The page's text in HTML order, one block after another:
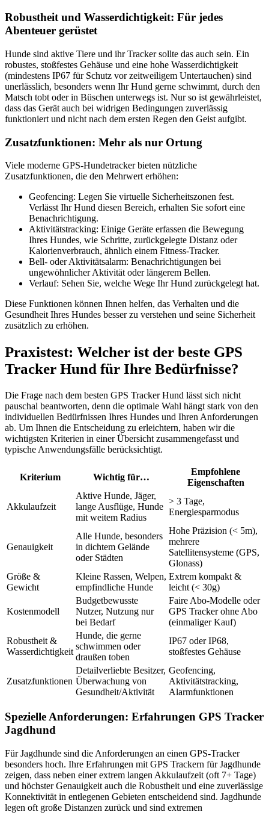
Robustheit und Wasserdichtigkeit: Für jedes
Abenteuer gerüstet
Hunde sind aktive Tiere und ihr Tracker sollte das auch sein. Ein
robustes, stoßfestes Gehäuse und eine hohe Wasserdichtigkeit
(mindestens IP67 für Schutz vor zeitweiligem Untertauchen) sind
unerlässlich, besonders wenn Ihr Hund gerne schwimmt, durch den
Matsch tobt oder in Büschen unterwegs ist. Nur so ist gewährleistet,
dass das Gerät auch bei widrigen Bedingungen zuverlässig
funktioniert und nicht nach dem ersten Regen den Geist aufgibt.
Zusatzfunktionen: Mehr als nur Ortung
Viele moderne GPS-Hundetracker bieten nützliche
Zusatzfunktionen, die den Mehrwert erhöhen:
Geofencing: Legen Sie virtuelle Sicherheitszonen fest.
Verlässt Ihr Hund diesen Bereich, erhalten Sie sofort eine
Benachrichtigung.
Aktivitätstracking: Einige Geräte erfassen die Bewegung
Ihres Hundes, wie Schritte, zurückgelegte Distanz oder
Kalorienverbrauch, ähnlich einem Fitness-Tracker.
Bell- oder Aktivitätsalarm: Benachrichtigungen bei
ungewöhnlicher Aktivität oder längerem Bellen.
Verlauf: Sehen Sie, welche Wege Ihr Hund zurückgelegt hat.
Diese Funktionen können Ihnen helfen, das Verhalten und die
Gesundheit Ihres Hundes besser zu verstehen und seine Sicherheit
zusätzlich zu erhöhen.
Praxistest: Welcher ist der beste GPS
Tracker Hund für Ihre Bedürfnisse?
Die Frage nach dem besten GPS Tracker Hund lässt sich nicht
pauschal beantworten, denn die optimale Wahl hängt stark von den
individuellen Bedürfnissen Ihres Hundes und Ihren Anforderungen
ab. Um Ihnen die Entscheidung zu erleichtern, haben wir die
wichtigsten Kriterien in einer Übersicht zusammengefasst und
typische Anwendungsfälle berücksichtigt.
Kriterium Wichtig für…
Empfohlene
Eigenschaften
Akkulaufzeit
Aktive Hunde, Jäger,
lange Ausflüge, Hunde
mit weitem Radius
> 3 Tage,
Energiesparmodus
Genauigkeit
Alle Hunde, besonders
in dichtem Gelände
oder Städten
Hohe Präzision (< 5m),
mehrere
Satellitensysteme (GPS,
Glonass)
Größe &
Gewicht
Kleine Rassen, Welpen,
empfindliche Hunde
Extrem kompakt &
leicht (< 30g)
Kostenmodell
Budgetbewusste
Nutzer, Nutzung nur
bei Bedarf
Faire Abo-Modelle oder
GPS Tracker ohne Abo
(einmaliger Kauf)
Robustheit &
Wasserdichtigkeit
Hunde, die gerne
schwimmen oder
draußen toben
IP67 oder IP68,
stoßfestes Gehäuse
Zusatzfunktionen
Detailverliebte Besitzer,
Überwachung von
Gesundheit/Aktivität
Geofencing,
Aktivitätstracking,
Alarmfunktionen
Spezielle Anforderungen: Erfahrungen GPS Tracker
Jagdhund
Für Jagdhunde sind die Anforderungen an einen GPS-Tracker
besonders hoch. Ihre Erfahrungen mit GPS Trackern für Jagdhunde
zeigen, dass neben einer extrem langen Akkulaufzeit (oft 7+ Tage)
und höchster Genauigkeit auch die Robustheit und eine zuverlässige
Konnektivität in entlegenen Gebieten entscheidend sind. Jagdhunde
legen oft große Distanzen zurück und sind extremen